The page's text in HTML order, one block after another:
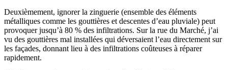
Deuxièmement, ignorer la zinguerie (ensemble des éléments
métalliques comme les gouttières et descentes d’eau pluviale) peut
provoquer jusqu’à 80 % des infiltrations. Sur la rue du Marché, j’ai
vu des gouttières mal installées qui déversaient l’eau directement sur
les façades, donnant lieu à des infiltrations coûteuses à réparer
rapidement.